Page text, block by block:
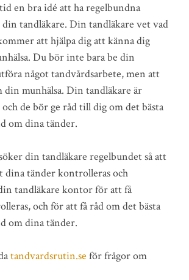
en bra idé att ha regelbundna
tandläkare. Din tandläkare vet vad
att hjälpa dig att känna dig
Du bör inte bara be din
något tandvårdsarbete, men att
din munhälsa. Din tandläkare är
de bör ge råd till dig om det bästa
om dina tänder.
din tandläkare regelbundet så att
dina tänder kontrolleras och
tandläkare kontor för att få
och för att få råd om det bästa
om dina tänder.
tandvardsrutin.se för frågor om